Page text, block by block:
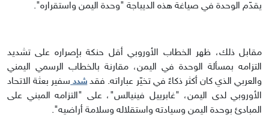
يقدّم الوحدة في صياغة هذه الديباجة "وحدة اليمن واستقراره".
مقابل ذلك، ظهر الخطاب الأوروبي أقل حنكة بإصراره على تشديد
التزامه بمسألة الوحدة في اليمن، مقارنة بالخطاب الرسمي اليمني
والعربي الذي كان أكثر ذكاءً في تخيّر عباراته. فقدشدد سفير بعثة الاتحاد
الأوروبي لدى اليمن، "غابرييل فينيالس"، على "التزامه المبني على
المبادئ بوحدة اليمن وسيادته واستقلاله وسلامة أراضيه".